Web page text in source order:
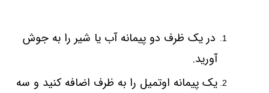
در یک ظرف دو پیمانه آب یا شیر را به جوش
آورید.
یک پیمانه اوتمیل را به ظرف اضافه کنید و سه